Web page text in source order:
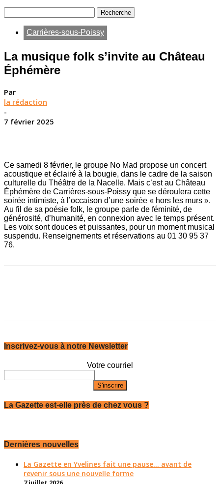
Carrières-sous-Poissy
La musique folk s’invite au Château
Éphémère
Par
la rédaction
-
7 février 2025
Ce samedi 8 février, le groupe No Mad propose un concert
acoustique et éclairé à la bougie, dans le cadre de la saison
culturelle du Théâtre de la Nacelle. Mais c’est au Château
Éphémère de Carrières-sous-Poissy que se déroulera cette
soirée intimiste, à l’occaison d’une soirée « hors les murs ».
Au fil de sa poésie folk, le groupe parle de féminité, de
générosité, d’humanité, en connexion avec le temps présent.
Les voix sont douces et puissantes, pour un moment musical
suspendu. Renseignements et réservations au 01 30 95 37
76.
Inscrivez-vous à notre Newsletter
Votre courriel
La Gazette est-elle près de chez vous ?
Dernières nouvelles
La Gazette en Yvelines fait une pause... avant de
revenir sous une nouvelle forme